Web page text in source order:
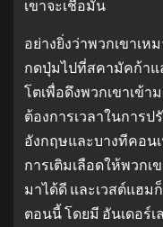
เขาจะเชื่อมั่น
อย่างยิ่งว่าพวกเขาเห
กดปุ่มไปที่สคามัคก้าแ
โตเพื่อดึงพวกเขาเข้า
ต้องการเวลาในการ
อังกฤษและบางทีคอน
การเติมเลือดให้พวก
มาได้ดี และเวสต์แฮม
ตอนนี้ โดยมี อันเดอร์